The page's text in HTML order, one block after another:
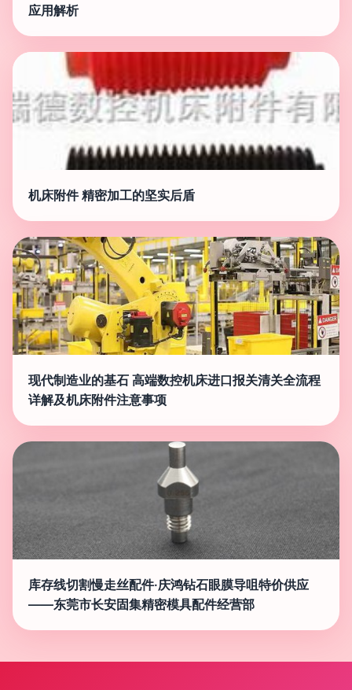
应用解析
机床附件 精密加工的坚实后盾
现代制造业的基石 高端数控机床进口报关清关全流程
详解及机床附件注意事项
库存线切割慢走丝配件·庆鸿钻石眼膜导咀特价供应
——东莞市长安固集精密模具配件经营部